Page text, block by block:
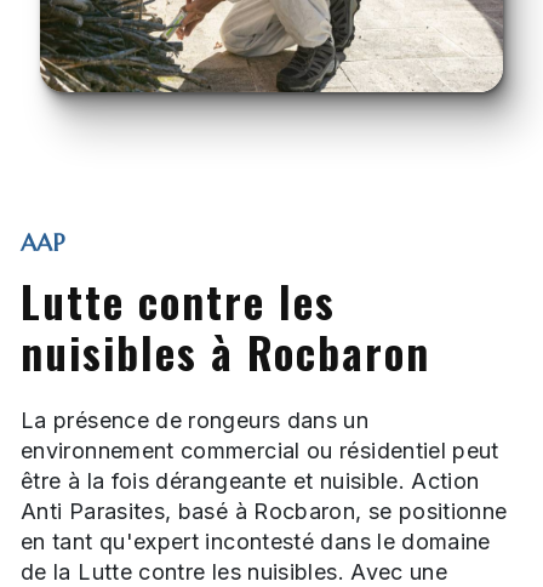
AAP
Lutte contre les
nuisibles à Rocbaron
La présence de rongeurs dans un
environnement commercial ou résidentiel peut
être à la fois dérangeante et nuisible. Action
Anti Parasites, basé à Rocbaron, se positionne
en tant qu'expert incontesté dans le domaine
de la Lutte contre les nuisibles. Avec une